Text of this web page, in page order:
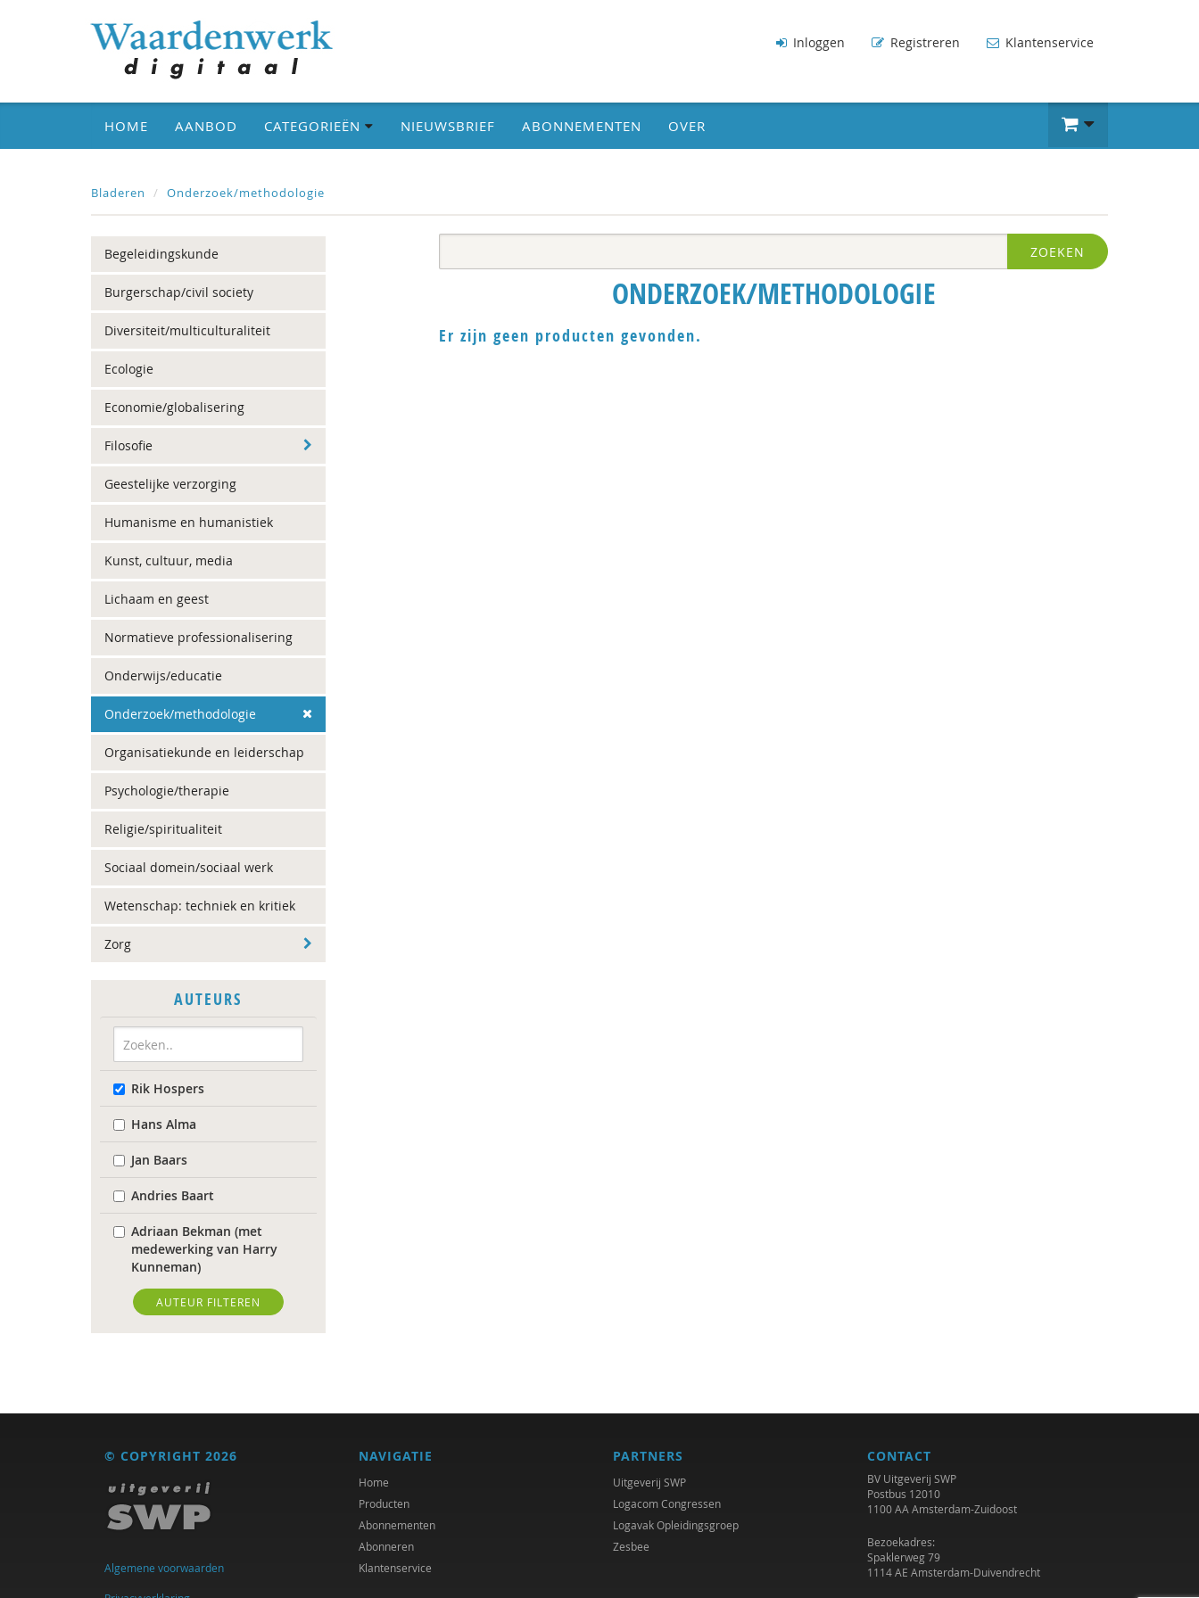
Inloggen Registreren Klantenservice
HOME AANBOD CATEGORIEËN NIEUWSBRIEF ABONNEMENTEN OVER
Bladeren Onderzoek/methodologie
Begeleidingskunde
Burgerschap/civil society
Diversiteit/multiculturaliteit
Ecologie
Economie/globalisering
Filosofie
Geestelijke verzorging
Humanisme en humanistiek
Kunst, cultuur, media
Lichaam en geest
Normatieve professionalisering
Onderwijs/educatie
Onderzoek/methodologie
Organisatiekunde en leiderschap
Psychologie/therapie
Religie/spiritualiteit
Sociaal domein/sociaal werk
Wetenschap: techniek en kritiek
Zorg
AUTEURS
Rik Hospers
Hans Alma
Jan Baars
Andries Baart
Adriaan Bekman (met
medewerking van Harry
Kunneman)
Elena Bendien
Frans Berkers
Carol D. Ryff
Michiel de Ronde
Clementine Degener
AUTEUR FILTEREN
ZOEKEN
ONDERZOEK/METHODOLOGIE
Er zijn geen producten gevonden.
© COPYRIGHT 2026
Algemene voorwaarden
NAVIGATIE
Home
Producten
Abonnementen
Abonneren
Klantenservice
PARTNERS
Uitgeverij SWP
Logacom Congressen
Logavak Opleidingsgroep
Zesbee
CONTACT
BV Uitgeverij SWP
Postbus 12010
1100 AA Amsterdam-Zuidoost
Bezoekadres:
Spaklerweg 79
1114 AE Amsterdam-Duivendrecht